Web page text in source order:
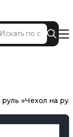
Чехол на